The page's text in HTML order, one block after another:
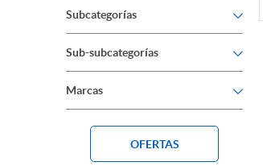
Subcategorías
Sub-subcategorías
Marcas
OFERTAS